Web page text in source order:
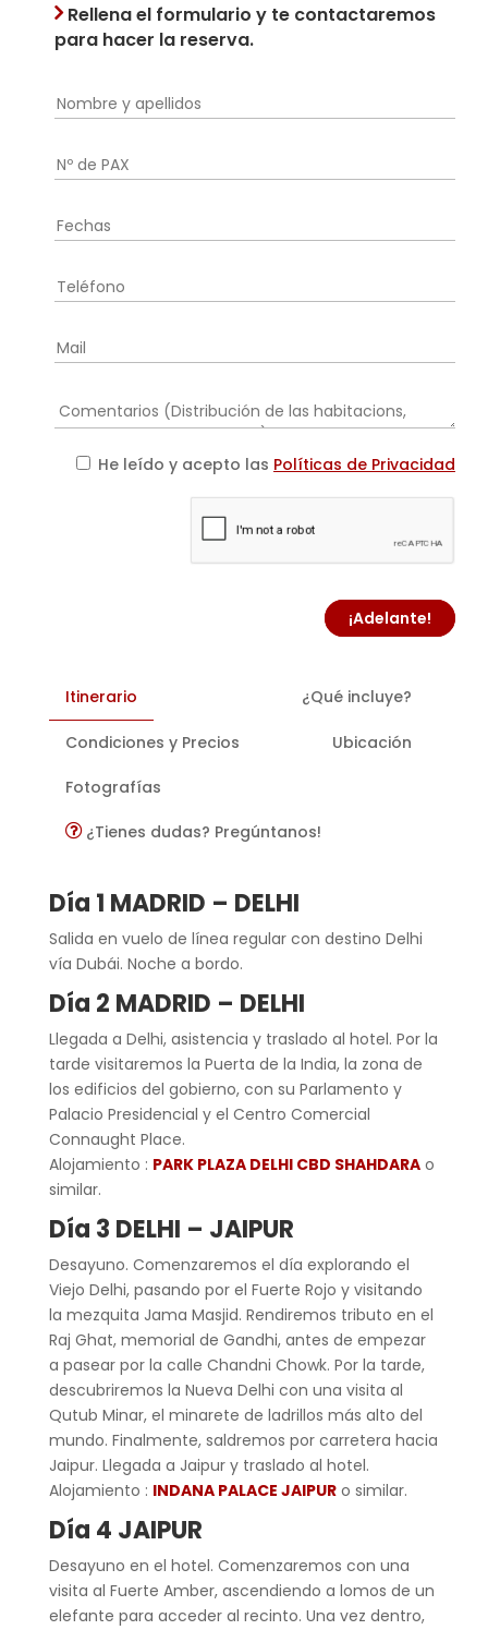
Rellena el formulario y te contactaremos
para hacer la reserva.
He leído y acepto las Políticas de Privacidad
¡Adelante!
Itinerario ¿Qué incluye?
Condiciones y Precios Ubicación
Fotografías
¿Tienes dudas? Pregúntanos!
Día 1 MADRID – DELHI
Salida en vuelo de línea regular con destino Delhi
vía Dubái. Noche a bordo.
Día 2 MADRID – DELHI
Llegada a Delhi, asistencia y traslado al hotel. Por la
tarde visitaremos la Puerta de la India, la zona de
los edificios del gobierno, con su Parlamento y
Palacio Presidencial y el Centro Comercial
Connaught Place.
Alojamiento : PARK PLAZA DELHI CBD SHAHDARAo
similar.
Día 3 DELHI – JAIPUR
Desayuno. Comenzaremos el día explorando el
Viejo Delhi, pasando por el Fuerte Rojo y visitando
la mezquita Jama Masjid. Rendiremos tributo en el
Raj Ghat, memorial de Gandhi, antes de empezar
a pasear por la calle Chandni Chowk. Por la tarde,
descubriremos la Nueva Delhi con una visita al
Qutub Minar, el minarete de ladrillos más alto del
mundo. Finalmente, saldremos por carretera hacia
Jaipur. Llegada a Jaipur y traslado al hotel.
Alojamiento : INDANA PALACE JAIPURo similar.
Día 4 JAIPUR
Desayuno en el hotel. Comenzaremos con una
visita al Fuerte Amber, ascendiendo a lomos de un
elefante para acceder al recinto. Una vez dentro,